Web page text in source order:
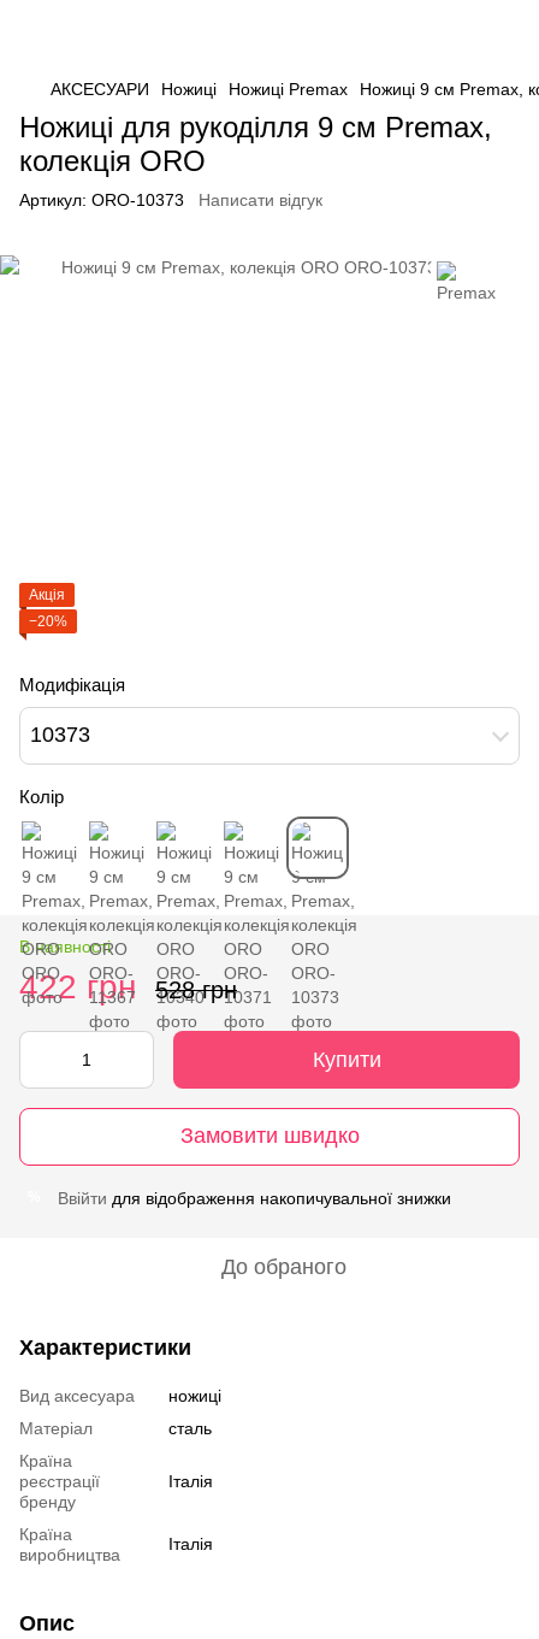
АКСЕСУАРИ Ножиці Ножиці Premax Ножиці 9 см Premax,
Ножиці для рукоділля 9 см Premax,
колекція ORO
Артикул: ORO-10373 Написати відгук
Акція
−20%
Модифікація
10373
Колір
В наявності
422 грн 528 грн
Купити
Замовити швидко
Ввійти для відображення накопичувальної знижки
До обраного
Характеристики
Вид аксесуара
ножиці
Матеріал
сталь
Країна
реєстрації
бренду
Італія
Країна
виробництва
Італія
Опис